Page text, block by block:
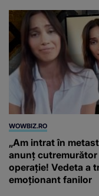
WOWBIZ.RO
„Am intrat în
anunț
operație! Vedeta a
emoționant fanilor